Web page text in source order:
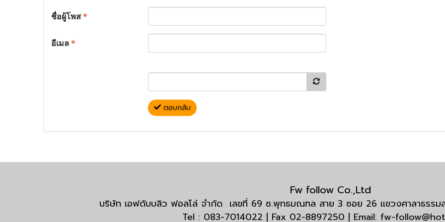
ชื่อผู้โพส*
อีเมล*
ตอบกลับ
Fw follow Co.,Ltd
บริษัท เอฟดับบลิว ฟอลโล่ จำกัด เลขที่ 69 ซ.พุทธมณฑล สาย 3 ซอย 26 แขวงศาลาธร
Tel : 083-7014022 | Fax 02-8897250 | Email: fw-